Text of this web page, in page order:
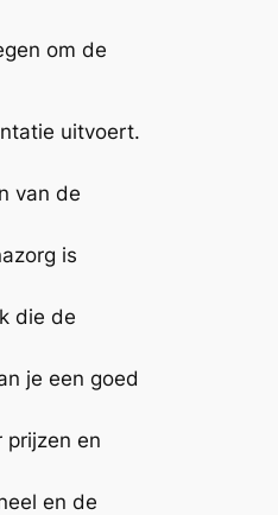
om de
uitvoert.
van de
is
die de
je een goed
prijzen en
en de